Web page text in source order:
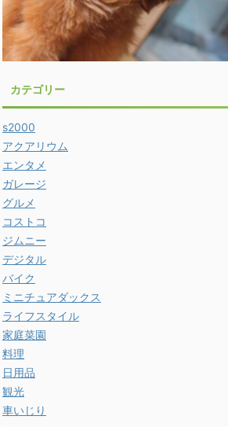
カテゴリー
s2000
アクアリウム
エンタメ
ガレージ
グルメ
コストコ
ジムニー
デジタル
バイク
ミニチュアダックス
ライフスタイル
家庭菜園
料理
日用品
観光
車いじり